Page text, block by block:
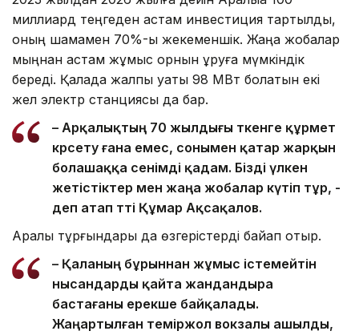
миллиард теңгеден астам инвестиция тартылды,
оның шамамен 70%-ы жекеменшік. Жаңа жобалар
мыңнан астам жұмыс орнын құруға мүмкіндік
береді. Қалада жалпы қуаты 98 МВт болатын екі
жел электр станциясы да бар.
– Арқалықтың 70 жылдығы өткенге құрмет
көрсету ғана емес, сонымен қатар жарқын
болашаққа сенімді қадам. Бізді үлкен
жетістіктер мен жаңа жобалар күтіп тұр, -
деп атап өтті Құмар Ақсақалов.
Арқалық тұрғындары да өзгерістерді байқап отыр.
– Қаланың бұрыннан жұмыс істемейтін
нысандарды қайта жандандыра
бастағаны ерекше байқалады.
Жаңартылған теміржол вокзалы ашылды,